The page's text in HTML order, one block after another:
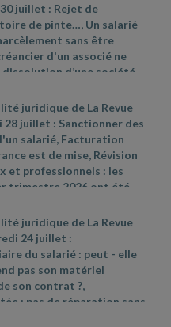
juillet : Rejet de
de pinte…, Un salarié
sans être
d'un associé ne
d’une société
:- CAA Marseille n°
2026- Cass. soc. 8 juillet
11 juin
juridique de La Revue
28 juillet : Sanctionner des
salarié, Facturation
est de mise, Révision
et professionnels : les
trimestre 2026 ont été
- Cass. soc. 8 juillet 2026,
des Comptes publics du
-
statistiques/9009677 ;
statistiques/9009681 ;
juridique de La Revue
24 juillet :
du salarié : peut - elle
pas son matériel
son contrat ?,
: pas de réparation sans